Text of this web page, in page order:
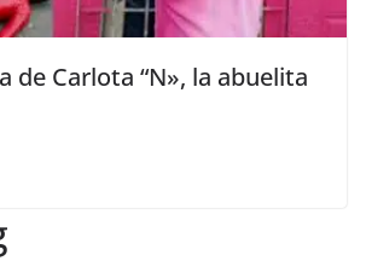
de Carlota “N», la abuelita